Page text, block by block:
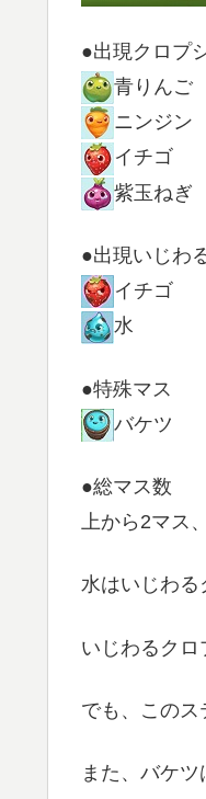
●出現クロプ
青りんご
ニンジン
イチゴ
紫玉ねぎ
●出現いじわ
イチゴ
水
●特殊マス
バケツ
●総マス数
上から2マス
水はいじわる
いじわるクロ
でも、このス
また、バケツ